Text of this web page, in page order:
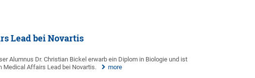
Lead bei Novartis
Alumnus Dr. Christian Bickel erwarb ein Diplom in Biologie und ist
Medical Affairs Lead bei Novartis.
more